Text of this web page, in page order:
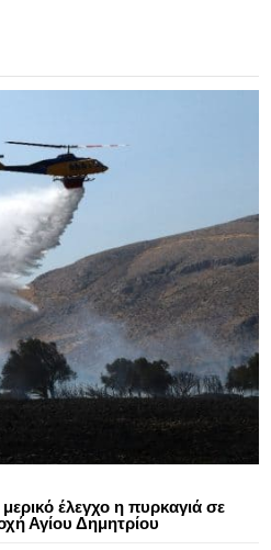
έλεγχο η πυρκαγιά σε
Αγίου Δημητρίου